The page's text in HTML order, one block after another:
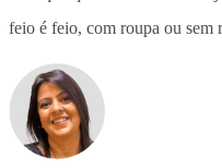
feio é feio, com roupa ou sem